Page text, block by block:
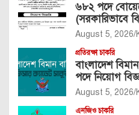
৬৮২ পদে
(সরকারিভাবে
August 5, 2026
প্রতিরক্ষা চাকরি
বাংলাদেশ
পদে নিয়োগ
August 5, 2026
এনজিও চাকরি